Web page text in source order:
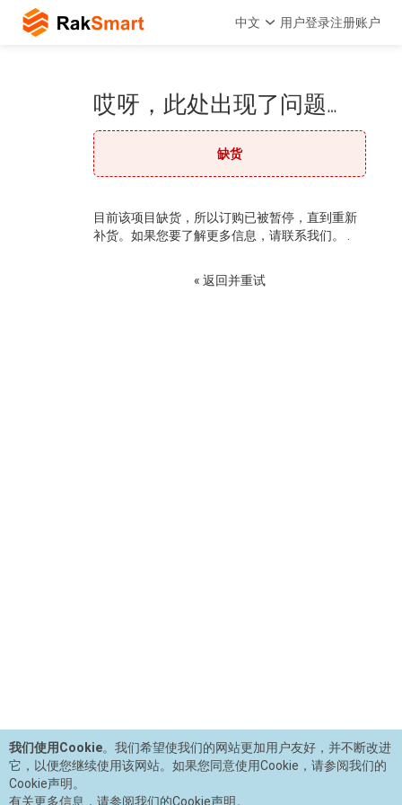
中文 用户登录注册账户
哎呀，此处出现了问题…
缺货
目前该项目缺货，所以订购已被暂停，直到重新
补货。如果您要了解更多信息，请联系我们。 .
« 返回并重试
我们使用Cookie。我们希望使我们的网站更加用户友好，并不断改进
它，以便您继续使用该网站。如果您同意使用Cookie，请参阅我们的
Cookie声明。
有关更多信息，请参阅我们的Cookie声明。